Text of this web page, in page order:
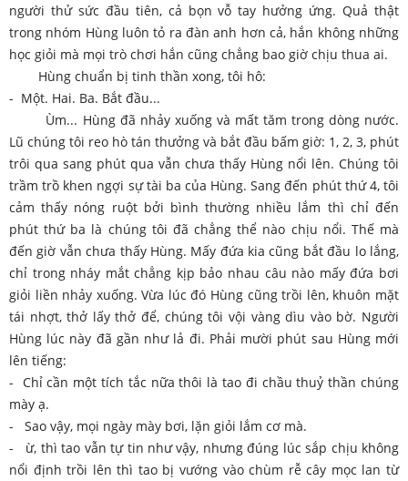
người thử sức đầu tiên, cả bọn vỗ tay hưởng ứng. Quả thật
trong nhóm Hùng luôn tỏ ra đàn anh hơn cả, hắn không những
học giỏi mà mọi trò chơi hắn cũng chẳng bao giờ chịu thua ai.
Hùng chuẩn bị tinh thần xong, tôi hô:
- Một. Hai. Ba. Bắt đầu...
Ùm... Hùng đã nhảy xuống và mất tăm trong dòng nước.
Lũ chúng tôi reo hò tán thưởng và bắt đầu bấm giờ: 1, 2, 3, phút
trôi qua sang phút qua vẫn chưa thấy Hùng nổi lên. Chúng tôi
trầm trồ khen ngợi sự tài ba của Hùng. Sang đến phút thứ 4, tôi
cảm thấy nóng ruột bởi bình thường nhiều lắm thì chỉ đến
phút thứ ba là chúng tôi đã chẳng thể nào chịu nổi. Thế mà
đến giờ vẫn chưa thấy Hùng. Mấy đứa kia cũng bắt đầu lo lắng,
chỉ trong nháy mắt chẳng kịp bảo nhau câu nào mấy đứa bơi
giỏi liền nhảy xuống. Vừa lúc đó Hùng cũng trồi lên, khuôn mặt
tái nhợt, thở lấy thở để, chúng tôi vội vàng dìu vào bờ. Người
Hùng lúc này đã gần như lả đi. Phải mười phút sau Hùng mới
lên tiếng:
- Chỉ cần một tích tắc nữa thôi là tao đi chầu thuỷ thần chúng
mày ạ.
- Sao vậy, mọi ngày mày bơi, lặn giỏi lắm cơ mà.
- ừ, thì tao vẫn tự tin như vậy, nhưng đúng lúc sắp chịu không
nổi định trồi lên thì tao bị vướng vào chùm rễ cây mọc lan từ